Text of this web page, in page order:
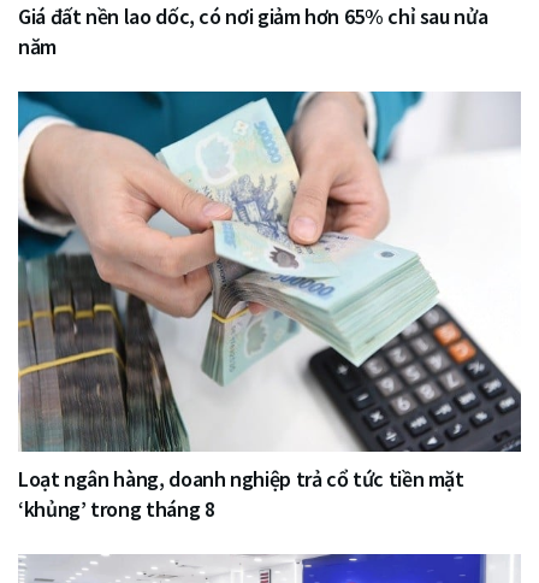
Giá đất nền lao dốc, có nơi giảm hơn 65% chỉ sau nửa
năm
Loạt ngân hàng, doanh nghiệp trả cổ tức tiền mặt
‘khủng’ trong tháng 8